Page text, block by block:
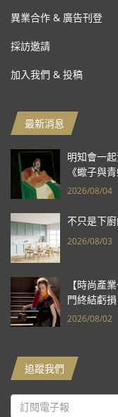
異業合作 & 廣告刊登
採訪邀請
加入我們 & 投稿
最新消息
明知會一
《蠍子與
2026/08/04
不只是下
2026/08/03
【時尚產
門終結虧
報亮眼
2026/08/02
追蹤我們